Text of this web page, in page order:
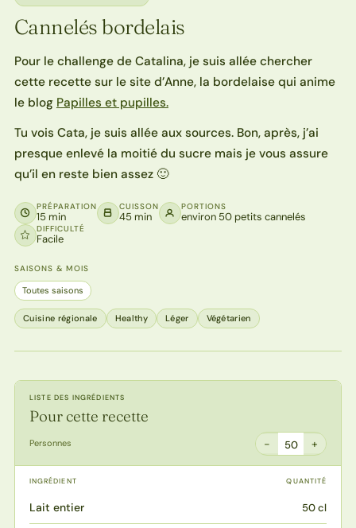
Cannelés bordelais
Pour le challenge de Catalina, je suis allée chercher
cette recette sur le site d’Anne, la bordelaise qui anime
le blog Papilles et pupilles.
Tu vois Cata, je suis allée aux sources. Bon, après, j’ai
presque enlevé la moitié du sucre mais je vous assure
qu’il en reste bien assez 🙂
PRÉPARATION
15 min
CUISSON
45 min
PORTIONS
environ 50 petits cannelés
DIFFICULTÉ
Facile
SAISONS & MOIS
Toutes saisons
Cuisine régionale Healthy Léger Végétarien
LISTE DES INGRÉDIENTS
Pour cette recette
Personnes − 50 +
INGRÉDIENT QUANTITÉ
Lait entier 50 cl